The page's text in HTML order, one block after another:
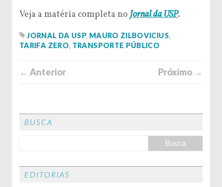
Veja a matéria completa no Jornal da USP.
JORNAL DA USP, MAURO ZILBOVICIUS,
TARIFA ZERO, TRANSPORTE PÚBLICO
← Anterior Próximo →
BUSCA
EDITORIAS